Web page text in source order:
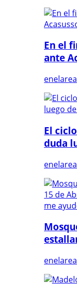
En el
ante
enelarea
El
duda
enelarea
enelarea